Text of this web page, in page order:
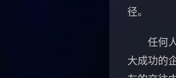
径。
任何人
大成功的